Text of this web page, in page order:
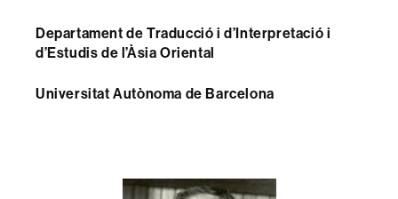
Departament de Traducció i d’Interpretació i
d’Estudis de l’Àsia Oriental
Universitat Autònoma de Barcelona